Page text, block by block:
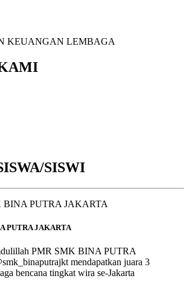
KEUANGAN LEMBAGA
SISWI
PUTRA JAKARTA
PMR SMK BINA PUTRA
mendapatkan juara 3
bencana tingkat wira se-Jakarta